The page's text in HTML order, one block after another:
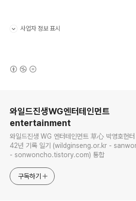
사업자 정보 표시
와일드진생WG엔터테인먼트
entertainment
와일드진생 WG 엔터테인먼트 草心 박영호헌
42년 기록 일기 (wildginseng.or.kr - sanwoncho.or.kr
- sonwoncho.tistory.com) 통합
구독하기